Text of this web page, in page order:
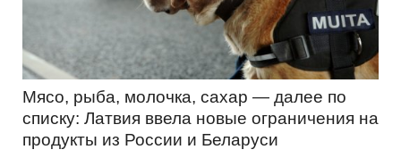
Мясо, рыба, молочка, сахар — далее по
списку: Латвия ввела новые ограничения на
продукты из России и Беларуси